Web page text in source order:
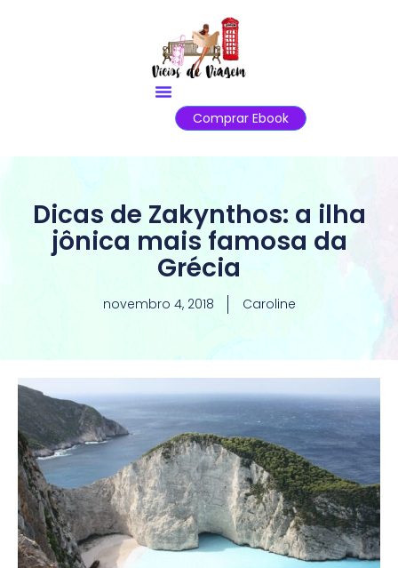
Comprar Ebook
Dicas de Zakynthos: a ilha
jônica mais famosa da
Grécia
novembro 4, 2018 Caroline